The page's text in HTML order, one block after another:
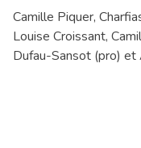
Camille Piquer,
Louise Croissant,
Dufau-Sansot (pro) et